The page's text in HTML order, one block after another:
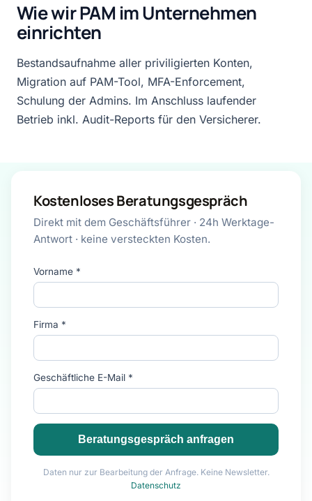
Wie wir PAM im Unternehmen
einrichten
Bestandsaufnahme aller priviligierten Konten,
Migration auf PAM-Tool, MFA-Enforcement,
Schulung der Admins. Im Anschluss laufender
Betrieb inkl. Audit-Reports für den Versicherer.
Kostenloses Beratungsgespräch
Direkt mit dem Geschäftsführer · 24h Werktage-
Antwort · keine versteckten Kosten.
Vorname *
Firma *
Geschäftliche E-Mail *
Beratungsgespräch anfragen
Daten nur zur Bearbeitung der Anfrage. Keine Newsletter.
Datenschutz